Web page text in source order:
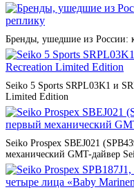
ремонта швейцарских
до 12 месяцев делает
Бесплатная доставка с
Бренды, ушедшие из России:
Seiko 5 Sports SRPL03K1 и
Limited Edition
Seiko Prospex SBEJ021
механический GMT-дайвер